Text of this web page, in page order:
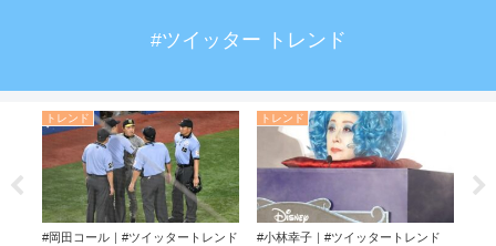
#ツイッター トレンド
トレンド
#岡田コール｜#ツイッタートレンド
トレンド
#小林幸子｜#ツイッタートレンド